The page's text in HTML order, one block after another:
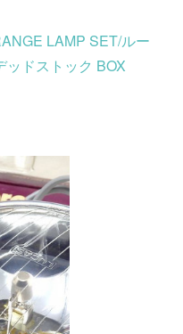
LAMP SET/ルー
ッドストック BOX